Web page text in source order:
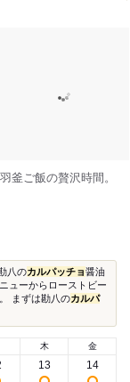
釜ご飯の贅沢時間。
八のカルパッチョ醤油
ューからローストビー
まずは勘八のカルパ
木
13
金
14